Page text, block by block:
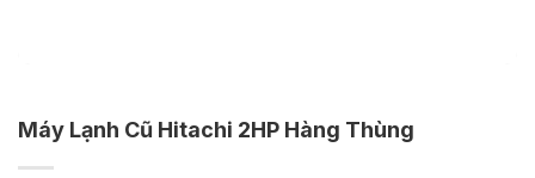
Máy Lạnh Cũ Hitachi 2HP Hàng Thùng